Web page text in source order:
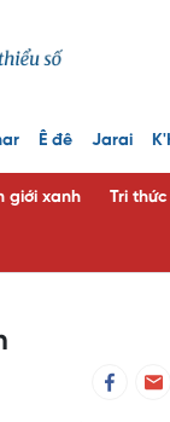
Ê đê Jarai
giới xanh Tri